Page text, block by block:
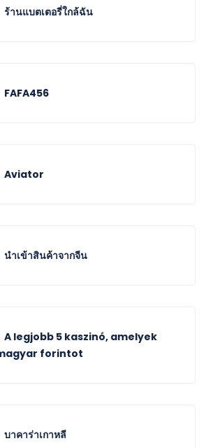
ร้านแบตเตอรี่ใกล้ฉัน
FAFA456
Aviator
นำเข้าสินค้าจากจีน
A legjobb 5 kaszinó, amelyek
forintot
บาคาร่าเกาหลี